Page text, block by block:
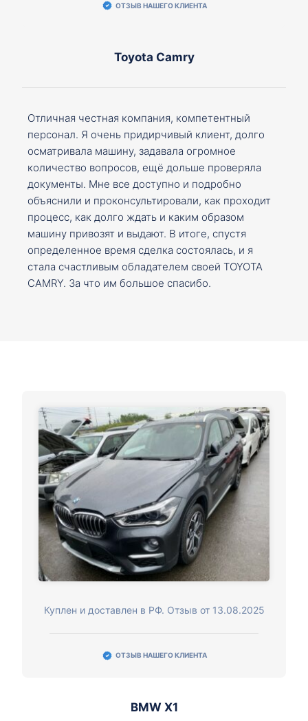
ОТЗЫВ НАШЕГО КЛИЕНТА
Toyota Camry
Отличная честная компания, компетентный
персонал. Я очень придирчивый клиент, долго
осматривала машину, задавала огромное
количество вопросов, ещё дольше проверяла
документы. Мне все доступно и подробно
объяснили и проконсультировали, как проходит
процесс, как долго ждать и каким образом
машину привозят и выдают. В итоге, спустя
определенное время сделка состоялась, и я
стала счастливым обладателем своей TOYOTA
CAMRY. За что им большое спасибо.
Куплен и доставлен в РФ. Отзыв от 13.08.2025
ОТЗЫВ НАШЕГО КЛИЕНТА
BMW X1